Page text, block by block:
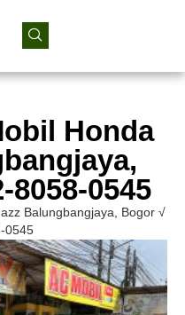
Honda
8058-0545
Balungbangjaya, Bogor √
0545